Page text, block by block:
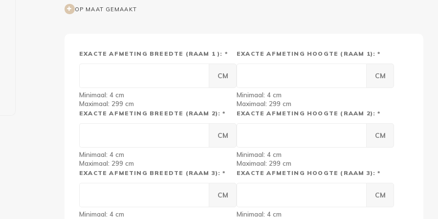
OP MAAT GEMAAKT
EXACTE AFMETING BREEDTE (RAAM 1 ): *
CM
Minimaal: 4 cm
Maximaal: 299 cm
EXACTE AFMETING HOOGTE (RAAM 1): *
CM
Minimaal: 4 cm
Maximaal: 299 cm
EXACTE AFMETING BREEDTE (RAAM 2): *
CM
Minimaal: 4 cm
Maximaal: 299 cm
EXACTE AFMETING HOOGTE (RAAM 2): *
CM
Minimaal: 4 cm
Maximaal: 299 cm
EXACTE AFMETING BREEDTE (RAAM 3): *
CM
Minimaal: 4 cm
EXACTE AFMETING HOOGTE (RAAM 3): *
CM
Minimaal: 4 cm